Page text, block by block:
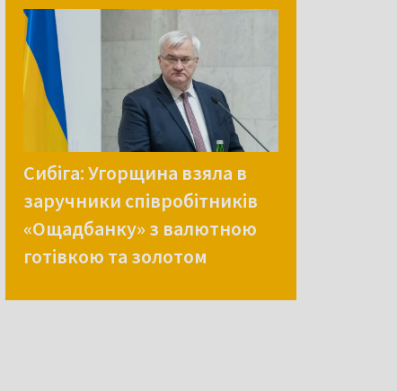
Сибіга: Угорщина взяла в
заручники співробітників
«Ощадбанку» з валютною
готівкою та золотом